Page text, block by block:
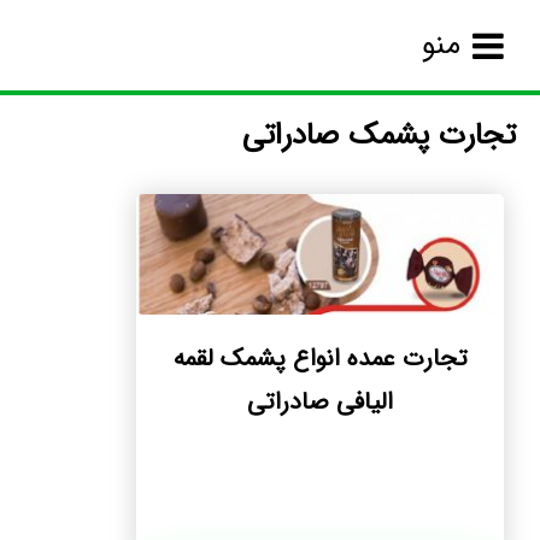
منو
تجارت پشمک صادراتی
تجارت عمده انواع پشمک لقمه
الیافی صادراتی